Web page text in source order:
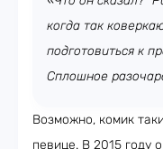
когда так
подготовиться к
Сплошное
Возможно, комик
певице. В 2015 году